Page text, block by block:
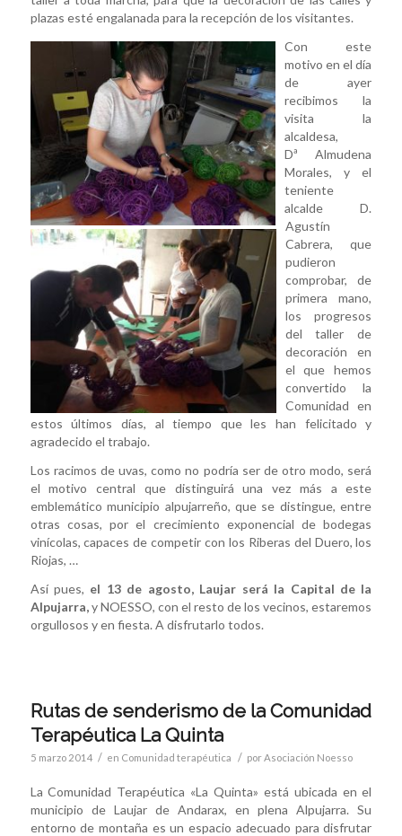
plazas esté engalanada para la recepción de los visitantes.
Con este
motivo en el día
de ayer
recibimos la
visita la
alcaldesa,
Dª Almudena
Morales, y el
teniente
alcalde D.
Agustí­n
Cabrera, que
pudieron
comprobar, de
primera mano,
los progresos
del taller de
decoración en
el que hemos
convertido la
Comunidad en
estos últimos días, al tiempo que les han felicitado y
agradecido el trabajo.
Los racimos de uvas, como no podría ser de otro modo, será
el motivo central que distinguirá una vez más a este
emblemático municipio alpujarreño, que se distingue, entre
otras cosas, por el crecimiento exponencial de bodegas
vinícolas, capaces de competir con los Riberas del Duero, los
Riojas, …
Así pues, el 13 de agosto, Laujar será la Capital de la
Alpujarra,y NOESSO, con el resto de los vecinos, estaremos
orgullosos y en fiesta. A disfrutarlo todos.
Rutas de senderismo de la Comunidad
Terapéutica La Quinta
5 marzo 2014 / en Comunidad terapéutica / porAsociación Noesso
La Comunidad Terapéutica «La Quinta» está ubicada en el
municipio de Laujar de Andarax, en plena Alpujarra. Su
entorno de montaña es un espacio adecuado para disfrutar